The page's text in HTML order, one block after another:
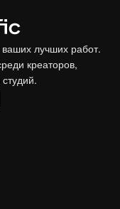
лучших работ.
креаторов,